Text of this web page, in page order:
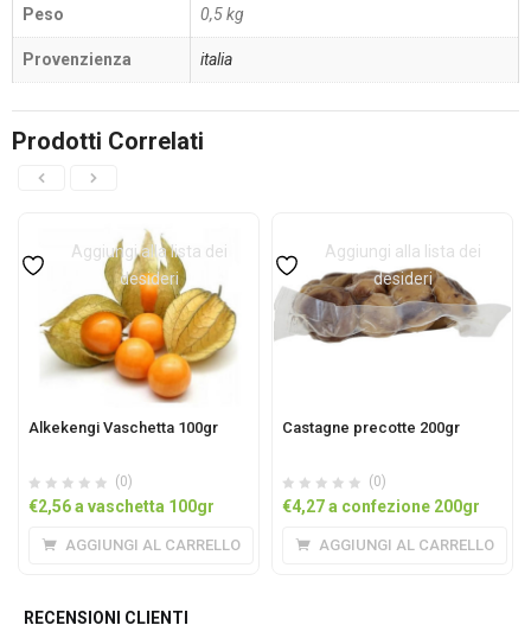
Peso 0,5 kg
Provenzienza italia
Prodotti Correlati
Aggiungi alla lista dei
desideri
Alkekengi Vaschetta 100gr
(0)
€2,56a vaschetta 100gr
AGGIUNGI AL CARRELLO
Aggiungi alla lista dei
desideri
Castagne precotte 200gr
(0)
€4,27a confezione 200gr
AGGIUNGI AL CARRELLO
RECENSIONI CLIENTI